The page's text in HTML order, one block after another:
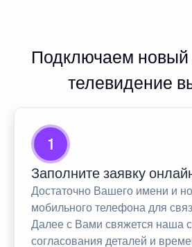
Подключаем новый
телевидение
1
Заполните заявку
Достаточно Вашего имени и
мобильного телефона для
Далее с Вами свяжется наша
согласования деталей и